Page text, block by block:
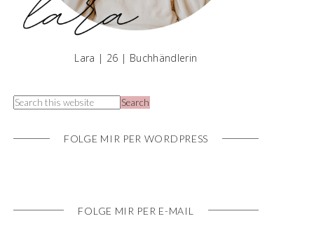
Lara | 26 | Buchhändlerin
FOLGE MIR PER WORDPRESS
FOLGE MIR PER E-MAIL